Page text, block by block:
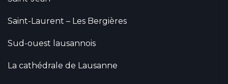
Saint-Laurent – Les Bergières
Sud-ouest lausannois
La cathédrale de Lausanne